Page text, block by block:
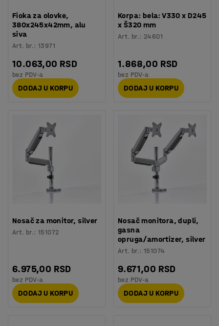
Fioka za olovke,
380x245x42mm, alu
siva
Art. br.:13971
10.063,00 RSD
bez PDV-a
DODAJ U KORPU
Korpa: bela: V330 x D245
x Š320 mm
Art. br.: 24601
1.868,00 RSD
bez PDV-a
DODAJ U KORPU
Nosač za monitor, silver
Art. br.:151072
6.975,00 RSD
bez PDV-a
DODAJ U KORPU
Nosač monitora, dupli,
gasna
opruga/amortizer, silver
Art. br.:151074
9.671,00 RSD
bez PDV-a
DODAJ U KORPU